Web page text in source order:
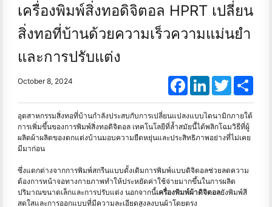
เครื่องพิมพ์สิ่งทอดิจิตอล HPRT เปลี่ยน
สิ่งทอที่บ้านด้วยความเร็วความแม่นยำ
และการปรับแต่ง
October 8, 2024 FacebookLinkedInTwitter
อุตสาหกรรมสิ่งทอที่บ้านกำลังประสบกับการเปลี่ยนแปลงแบบไดนามิกภายใต้
การเพิ่มขึ้นของการพิมพ์สิ่งทอดิจิตอล เทคโนโลยีที่ล้ำสมัยนี้ได้พลิกโฉมวิธีที่ผู้
ผลิตผ้าผลิตของตกแต่งบ้านมอบความยืดหยุ่นและประสิทธิภาพอย่างที่ไม่เคย
มีมาก่อน
ซึ่งแตกต่างจากการพิมพ์สกรีนแบบดั้งเดิมการพิมพ์แบบดิจิตอลช่วยลดความ
ต้องการหน้าจอทางกายภาพทำให้ประหยัดค่าใช้จ่ายมากขึ้นในการผลิต
ปริมาณขนาดเล็กและการปรับแต่ง นอกจากนี้เครื่องพิมพ์ผ้าดิจิตอลยังพิมพ์สี
สดใสและการออกแบบที่มีความละเอียดสูงลงบนผ้าโดยตรง